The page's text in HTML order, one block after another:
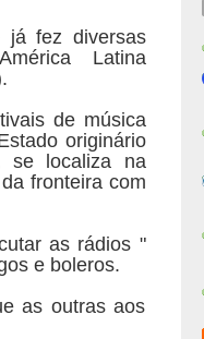
já fez diversas
Latina
de música
originário
se localiza na
fronteira com
as rádios "
e boleros.
as outras aos